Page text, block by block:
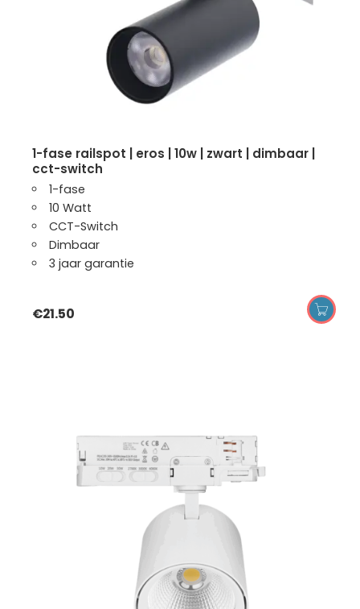
1-fase railspot | eros | 10w | zwart | dimbaar |
cct-switch
1-fase
10 Watt
CCT-Switch
Dimbaar
3 jaar garantie
€21.50